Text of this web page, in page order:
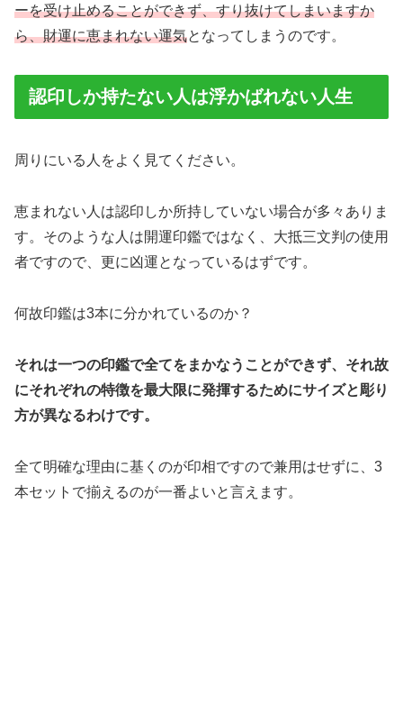
ーを受け止めることができず、すり抜けてしまいますか
ら、財運に恵まれない運気となってしまうのです。
認印しか持たない人は浮かばれない人生
周りにいる人をよく見てください。
恵まれない人は認印しか所持していない場合が多々ありま
す。そのような人は開運印鑑ではなく、大抵三文判の使用
者ですので、更に凶運となっているはずです。
何故印鑑は3本に分かれているのか？
それは一つの印鑑で全てをまかなうことができず、それ故
にそれぞれの特徴を最大限に発揮するためにサイズと彫り
方が異なるわけです。
全て明確な理由に基くのが印相ですので兼用はせずに、3
本セットで揃えるのが一番よいと言えます。